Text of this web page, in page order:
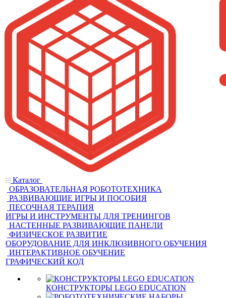
Каталог
ОБРАЗОВАТЕЛЬНАЯ РОБОТОТЕХНИКА
РАЗВИВАЮЩИЕ ИГРЫ И ПОСОБИЯ
ПЕСОЧНАЯ ТЕРАПИЯ
ИГРЫ И ИНСТРУМЕНТЫ ДЛЯ ТРЕНИНГОВ
НАСТЕННЫЕ РАЗВИВАЮЩИЕ ПАНЕЛИ
ФИЗИЧЕСКОЕ РАЗВИТИЕ
ОБОРУДОВАНИЕ ДЛЯ ИНКЛЮЗИВНОГО ОБУЧЕНИЯ
ИНТЕРАКТИВНОЕ ОБУЧЕНИЕ
ГРАФИЧЕСКИЙ КОД
КОНСТРУКТОРЫ LEGO EDUCATION